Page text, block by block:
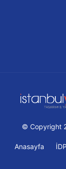
© Copyright
Anasayfa